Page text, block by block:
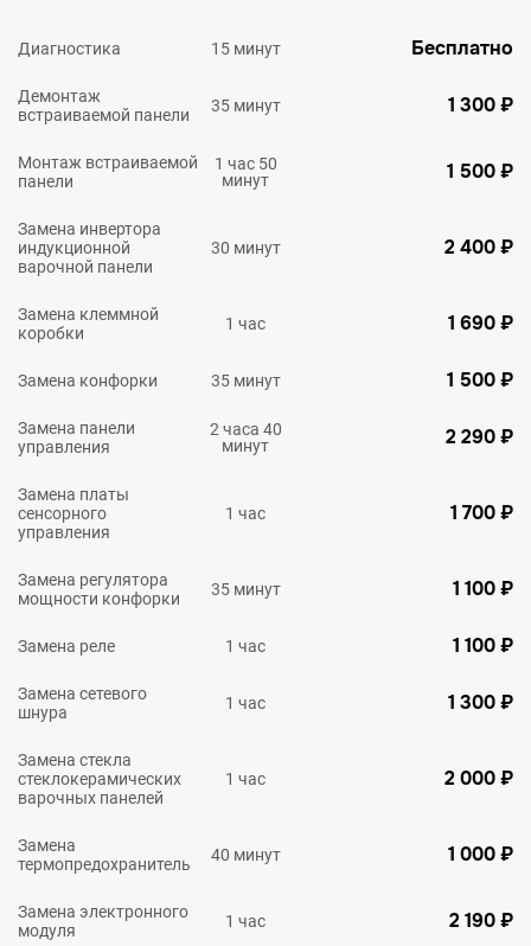
Диагностика 15 минут Бесплатно
Демонтаж
встраиваемой панели
35 минут 1 300 ₽
Монтаж встраиваемой
панели
1 час 50
минут
1 500 ₽
Замена инвертора
индукционной
варочной панели
30 минут 2 400 ₽
Замена клеммной
коробки
1 час 1 690 ₽
Замена конфорки 35 минут 1 500 ₽
Замена панели
управления
2 часа 40
минут
2 290 ₽
Замена платы
сенсорного
управления
1 час 1 700 ₽
Замена регулятора
мощности конфорки
35 минут 1 100 ₽
Замена реле 1 час 1 100 ₽
Замена сетевого
шнура
1 час 1 300 ₽
Замена стекла
стеклокерамических
варочных панелей
1 час 2 000 ₽
Замена
термопредохранитель
40 минут 1 000 ₽
Замена электронного
модуля
1 час 2 190 ₽